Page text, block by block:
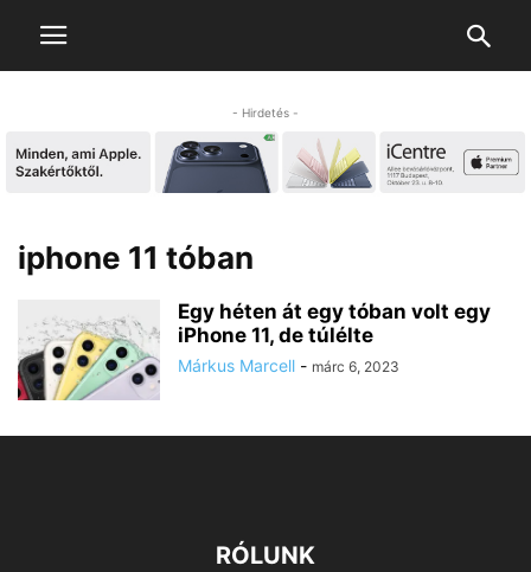
- Hirdetés -
iphone 11 tóban
Egy héten át egy tóban volt egy
iPhone 11, de túlélte
Márkus Marcell - márc 6, 2023
RÓLUNK